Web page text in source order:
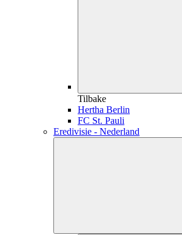
Tilbake
Hertha Berlin
FC St. Pauli
Eredivisie - Nederland